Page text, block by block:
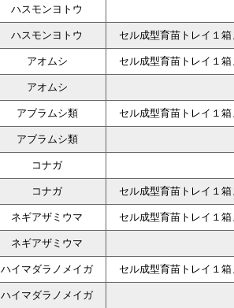
ハスモンヨトウ
ハスモンヨトウ セル成型育苗トレイ１
アオムシ セル成型育苗トレイ１
アオムシ
アブラムシ類 セル成型育苗トレイ１
アブラムシ類
コナガ
コナガ セル成型育苗トレイ１
ネギアザミウマ セル成型育苗トレイ１
ネギアザミウマ
ハイマダラノメイガ セル成型育苗トレイ１
ハイマダラノメイガ